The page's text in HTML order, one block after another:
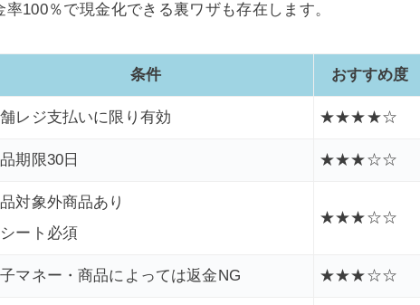
100％で現金化できる裏ワザも存在します。
条件 おすすめ度
レジ支払いに限り有効 ★★★★☆
期限30日 ★★★☆☆
対象外商品あり
ート必須
★★★☆☆
マネー・商品によっては返金NG ★★★☆☆